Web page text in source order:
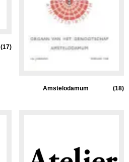
(17)
Amstelodamum (18)